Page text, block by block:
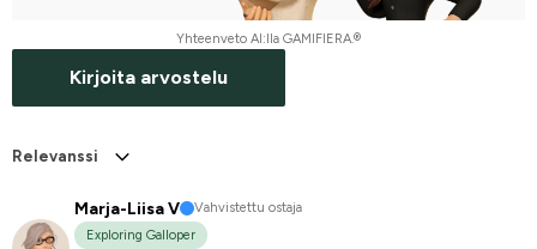
Yhteenveto AI:lla GAMIFIERA.®
Kirjoita arvostelu
Relevanssi
Marja-Liisa V
Vahvistettu ostaja
Exploring Galloper